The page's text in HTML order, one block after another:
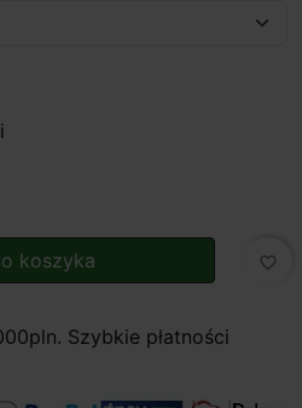
koszyka favorite_border
Szybkie płatności